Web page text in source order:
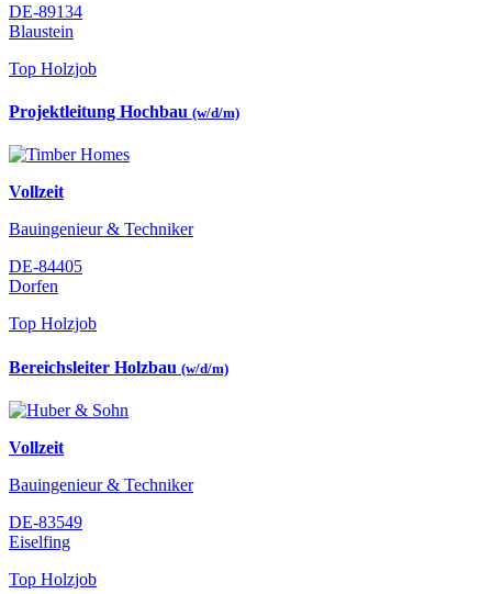
DE-89134
Blaustein
Top Holzjob
Projektleitung Hochbau (w/d/m)
Vollzeit
Bauingenieur & Techniker
DE-84405
Dorfen
Top Holzjob
Bereichsleiter Holzbau (w/d/m)
Vollzeit
Bauingenieur & Techniker
DE-83549
Eiselfing
Top Holzjob